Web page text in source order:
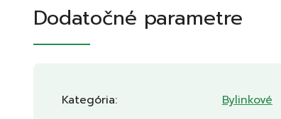
Dodatočné parametre
Kategória: Bylinkové